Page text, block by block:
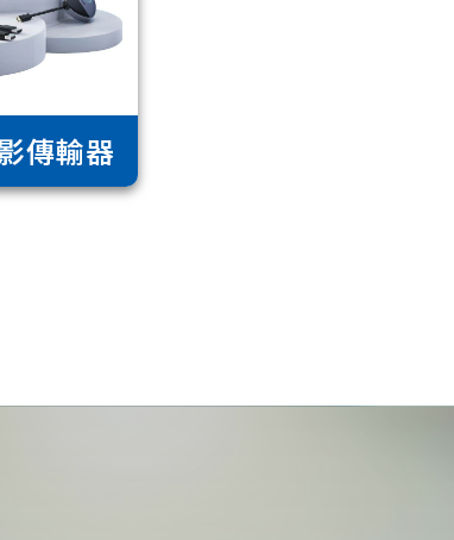
傳輸器